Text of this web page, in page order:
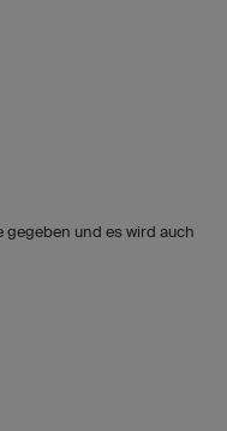
gegeben und es wird auch